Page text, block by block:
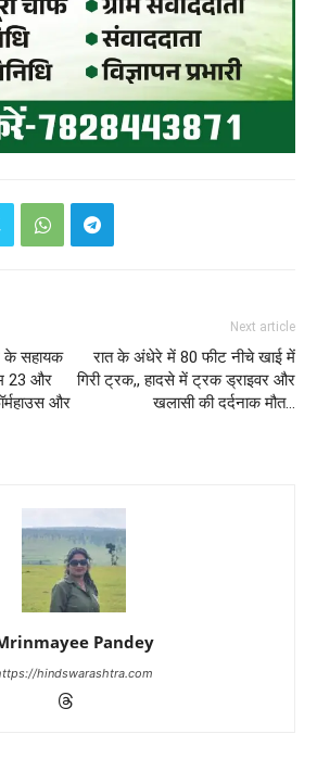
के सहायक
23 और
और
Next article
रात के अंधेरे में 80 फीट नीचे खाई में
गिरी ट्रक,, हादसे में ट्रक ड्राइवर और
खलासी की दर्दनाक मौत…
Pandey
hindswarashtra.com